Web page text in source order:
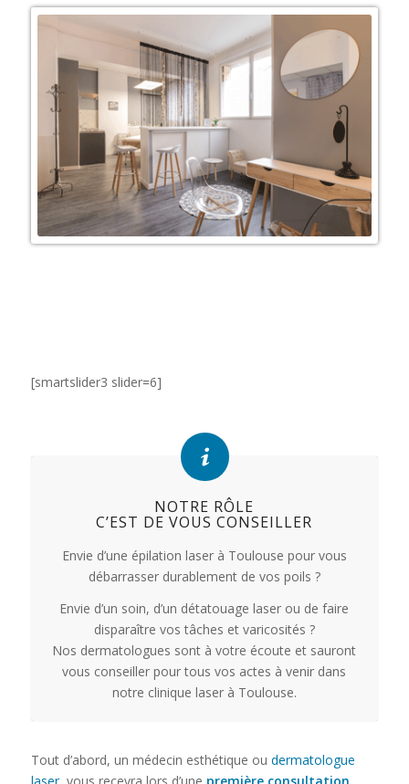
[smartslider3 slider=6]
NOTRE RÔLE
C’EST DE VOUS CONSEILLER
Envie d’une épilation laser à Toulouse pour vous
débarrasser durablement de vos poils ?
Envie d’un soin, d’un détatouage laser ou de faire
disparaître vos tâches et varicosités ?
Nos dermatologues sont à votre écoute et sauront
vous conseiller pour tous vos actes à venir dans
notre clinique laser à Toulouse.
Tout d’abord, un médecin esthétique ou dermatologue